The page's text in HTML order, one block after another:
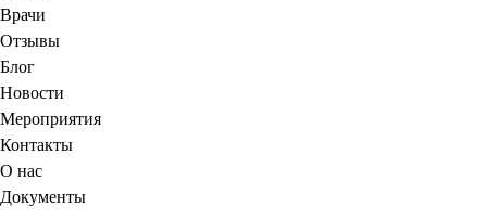
Врачи
Отзывы
Блог
Новости
Мероприятия
Контакты
О нас
Документы